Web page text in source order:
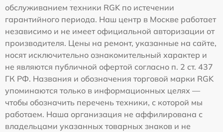
обслуживанием техники RGK по истечении
гарантийного периода. Наш центр в Москве работает
независимо и не имеет официальной авторизации от
производителя. Цены на ремонт, указанные на сайте,
носят исключительно ознакомительный характер и
не являются публичной офертой согласно п. 2 ст. 437
ГК РФ. Названия и обозначения торговой марки RGK
упоминаются только в информационных целях —
чтобы обозначить перечень техники, с которой мы
работаем. Наша организация не аффилирована с
владельцами указанных товарных знаков и не